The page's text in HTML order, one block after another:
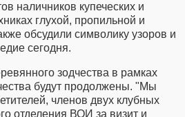
наличников купеческих и
глухой, пропильной и
обсудили символику узоров и
сегодня.
зодчества в рамках
будут продолжены. "Мы
членов двух клубных
отделения ВОИ за визит и